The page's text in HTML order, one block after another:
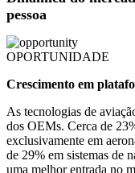
pessoa
OPORTUNIDADE
Crescimento em
As tecnologias de
dos OEMs. Cerca de
exclusivamente em
de 29% em sistemas de
uma melhor entrada no